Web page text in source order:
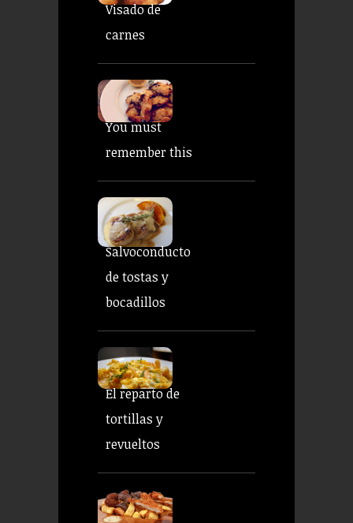
Visado de
carnes
You must
remember this
Salvoconducto
de tostas y
bocadillos
El reparto de
tortillas y
revueltos